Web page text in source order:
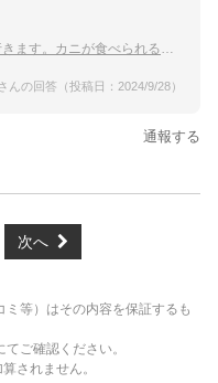
べられる素敵な宿があれば教えてください。
んの回答（投稿日：2024/9/28）
通報する
次へ
等）はその内容を保証するも
ご確認ください。
されません。